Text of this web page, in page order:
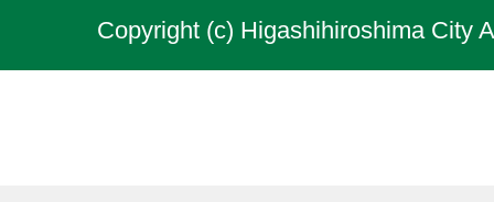
Copyright (c) Higashihiroshima City